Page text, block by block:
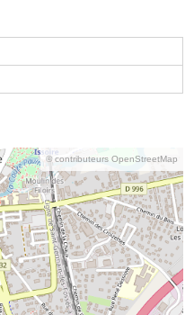
© contributeurs OpenStreetMap